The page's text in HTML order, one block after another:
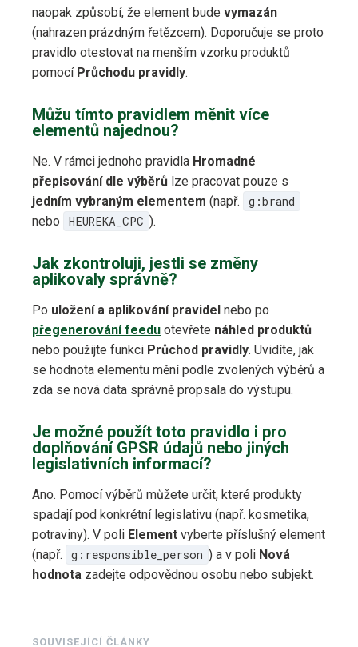
naopak způsobí, že element bude vymazán
(nahrazen prázdným řetězcem). Doporučuje se proto
pravidlo otestovat na menším vzorku produktů
pomocí Průchodu pravidly.
Můžu tímto pravidlem měnit více
elementů najednou?
Ne. V rámci jednoho pravidla Hromadné
přepisování dle výběrů lze pracovat pouze s
jedním vybraným elementem (např.
g:brand
nebo
HEUREKA_CPC ).
Jak zkontroluji, jestli se změny
aplikovaly správně?
Po uložení a aplikování pravidel nebo po
přegenerování feedu otevřete náhled produktů
nebo použijte funkci Průchod pravidly. Uvidíte, jak
se hodnota elementu mění podle zvolených výběrů a
zda se nová data správně propsala do výstupu.
Je možné použít toto pravidlo i pro
doplňování GPSR údajů nebo jiných
legislativních informací?
Ano. Pomocí výběrů můžete určit, které produkty
spadají pod konkrétní legislativu (např. kosmetika,
potraviny). V poli Element vyberte příslušný element
(např.
g:responsible_person ) a v poli Nová
hodnota zadejte odpovědnou osobu nebo subjekt.
SOUVISEJÍCÍ ČLÁNKY